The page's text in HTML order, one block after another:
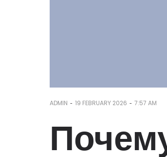
ADMIN - 19 FEBRUARY 2026 - 7:57 AM